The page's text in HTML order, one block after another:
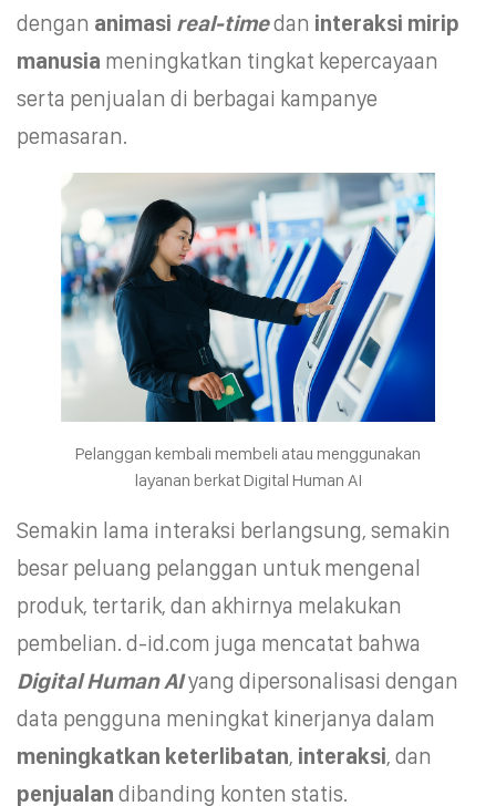
dengan animasi real-timedan interaksi mirip
manusia meningkatkan tingkat kepercayaan
serta penjualan di berbagai kampanye
pemasaran.
Pelanggan kembali membeli atau menggunakan
layanan berkat Digital Human AI
Semakin lama interaksi berlangsung, semakin
besar peluang pelanggan untuk mengenal
produk, tertarik, dan akhirnya melakukan
pembelian. d-id.com juga mencatat bahwa
Digital Human AIyang dipersonalisasi dengan
data pengguna meningkat kinerjanya dalam
meningkatkan keterlibatan, interaksi, dan
penjualan dibanding konten statis.